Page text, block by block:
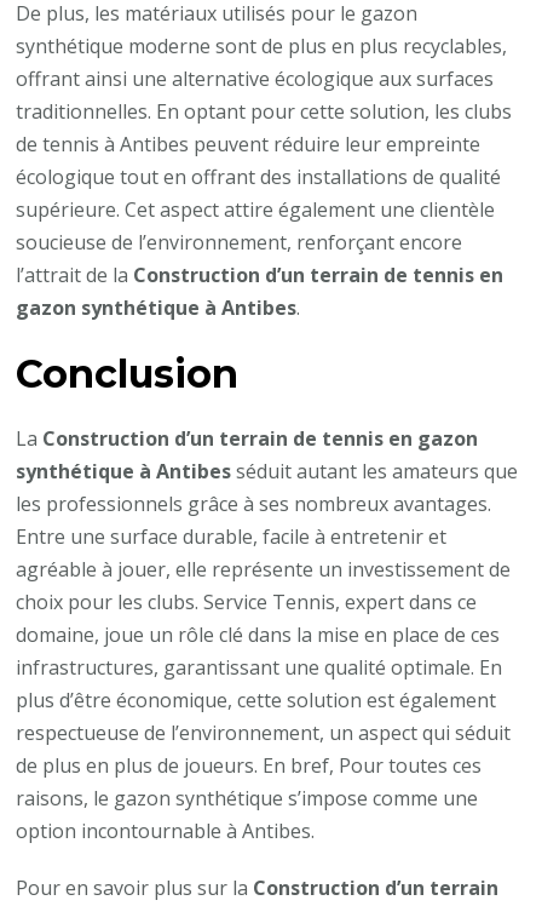
De plus, les matériaux utilisés pour le gazon
synthétique moderne sont de plus en plus recyclables,
offrant ainsi une alternative écologique aux surfaces
traditionnelles. En optant pour cette solution, les clubs
de tennis à Antibes peuvent réduire leur empreinte
écologique tout en offrant des installations de qualité
supérieure. Cet aspect attire également une clientèle
soucieuse de l’environnement, renforçant encore
l’attrait de la Construction d’un terrain de tennis en
gazon synthétique à Antibes.
Conclusion
La Construction d’un terrain de tennis en gazon
synthétique à Antibesséduit autant les amateurs que
les professionnels grâce à ses nombreux avantages.
Entre une surface durable, facile à entretenir et
agréable à jouer, elle représente un investissement de
choix pour les clubs. Service Tennis, expert dans ce
domaine, joue un rôle clé dans la mise en place de ces
infrastructures, garantissant une qualité optimale. En
plus d’être économique, cette solution est également
respectueuse de l’environnement, un aspect qui séduit
de plus en plus de joueurs. En bref, Pour toutes ces
raisons, le gazon synthétique s’impose comme une
option incontournable à Antibes.
Pour en savoir plus sur la Construction d’un terrain